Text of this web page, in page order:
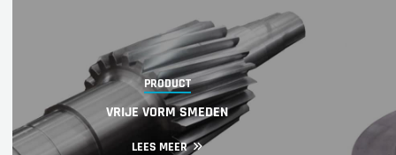
PRODUCT
VRIJE VORM SMEDEN
LEES MEER